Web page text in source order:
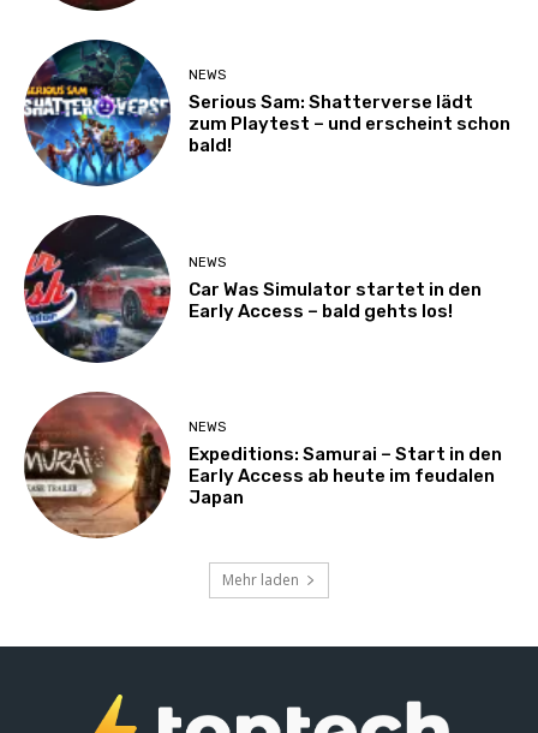
NEWS
Serious Sam: Shatterverse lädt
zum Playtest – und erscheint schon
bald!
NEWS
Car Was Simulator startet in den
Early Access – bald gehts los!
NEWS
Expeditions: Samurai – Start in den
Early Access ab heute im feudalen
Japan
Mehr laden